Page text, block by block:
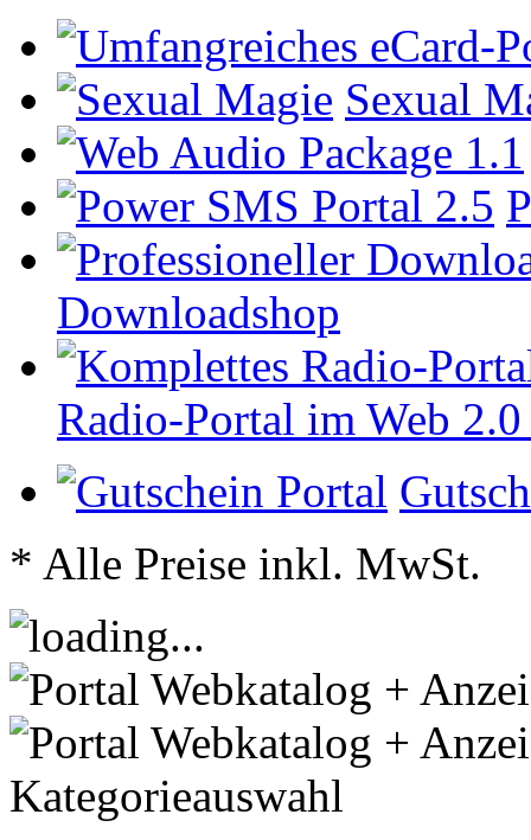
Sexual
Downloadshop
Radio-Portal im Web 2.0
* Alle Preise inkl. MwSt.
Kategorieauswahl